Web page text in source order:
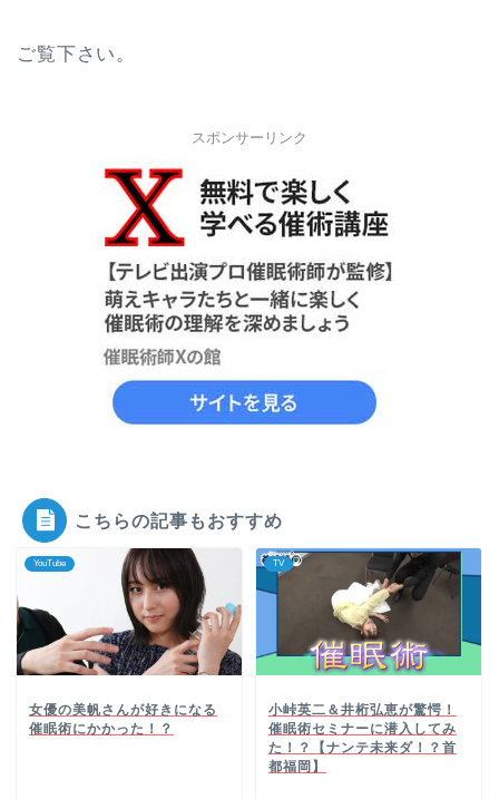
ご覧下さい。
スポンサーリンク
こちらの記事もおすすめ
YouTube
女優の美帆さんが好きになる
催眠術にかかった！？
TV
小峠英二＆井桁弘恵が驚愕！
催眠術セミナーに潜入してみ
た！？【ナンテ未来ダ！？首
都福岡】